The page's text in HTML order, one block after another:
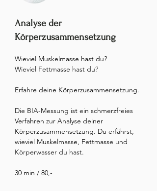
Analyse der
Körperzusammensetzung
Wieviel Muskelmasse hast du?
Wieviel Fettmasse hast du?
Erfahre deine Körperzusammensetzung.
Die BIA-Messung ist ein schmerzfreies
Verfahren zur Analyse deiner
Körperzusammensetzung. Du erfährst,
wieviel Muskelmasse, Fettmasse und
Körperwasser du hast.
30 min / 80,-